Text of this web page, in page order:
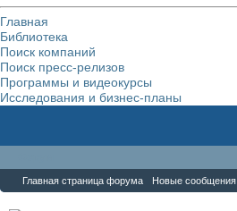
Главная
Библиотека
Поиск компаний
Поиск пресс-релизов
Программы и видеокурсы
Исследования и бизнес-планы
Главная страница форума Новые сообщения